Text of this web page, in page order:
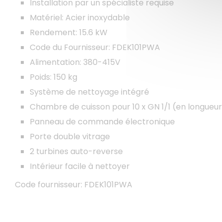
Installation par un spécialiste requise
Matériel: Acier inoxydable
Rendement: 15.6 kW
Code du Fournisseur: FDEK101PWA
Alimentation: 380-415V
Poids: 150 kg
Système de nettoyage intégré
Chambre de cuisson pour 10 x GN 1/1 (en
Panneau de commande électronique
Porte double vitrage
2 turbines auto-reverse
Intérieur facile à nettoyer
Code fournisseur: FDEK101PWA